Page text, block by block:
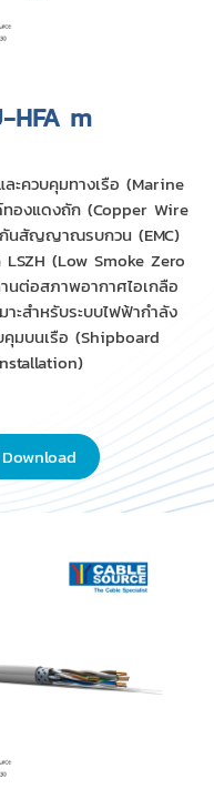
HFA m
ะควบคุมทางเรือ (Marine
องแดงถัก (Copper Wire
นสัญญาณรบกวน (EMC)
LSZH (Low Smoke Zero
นต่อสภาพอากาศไอเกลือ
าะสำหรับระบบไฟฟ้ากำลัง
คุมบนเรือ (Shipboard
Download